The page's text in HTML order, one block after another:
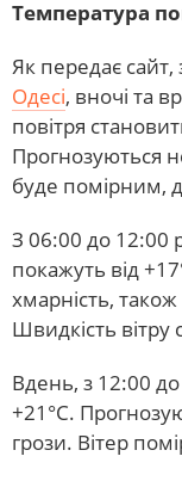
Температура
Як передає сайт,
Одесі, вночі та
повітря
Прогнозуються
буде помірним,
З 06:00 до 12:00
покажуть від
хмарність,
Швидкість
Вдень, з 12:00 до
+21°С.
грози. Вітер